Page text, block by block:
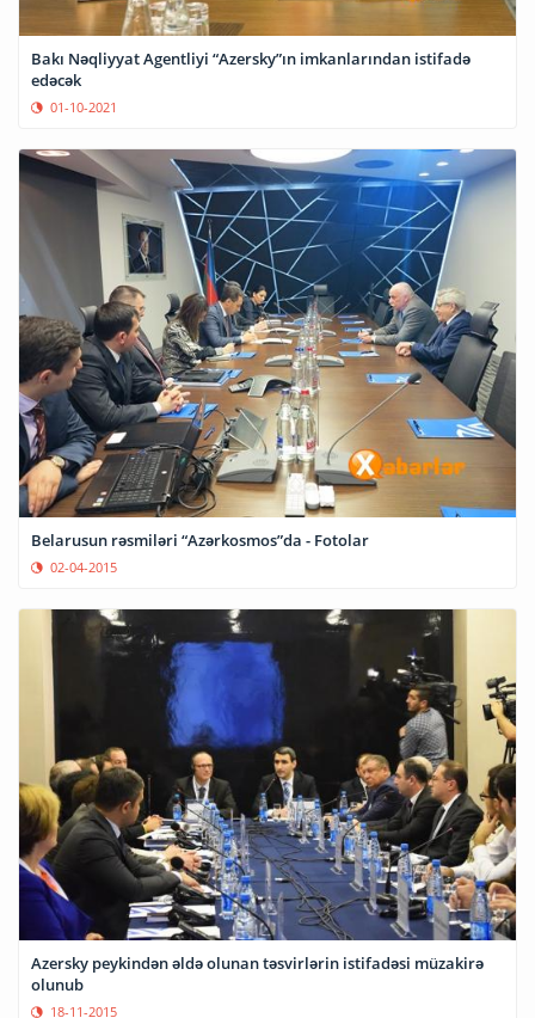
Bakı Nəqliyyat Agentliyi “Azersky”ın imkanlarından istifadə
edəcək
01-10-2021
Belarusun rəsmiləri “Azərkosmos”da - Fotolar
02-04-2015
Azersky peykindən əldə olunan təsvirlərin istifadəsi müzakirə
olunub
18-11-2015